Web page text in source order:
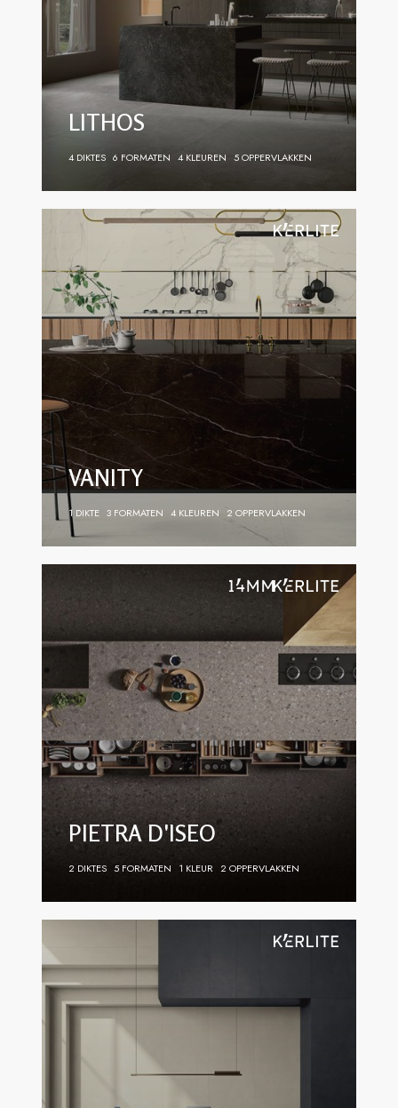
LITHOS
4 DIKTES 6 FORMATEN 4 KLEUREN 5 OPPERVLAKKEN
VANITY
1 DIKTE 3 FORMATEN 4 KLEUREN 2 OPPERVLAKKEN
PIETRA D'ISEO
2 DIKTES 5 FORMATEN 1 KLEUR 2 OPPERVLAKKEN